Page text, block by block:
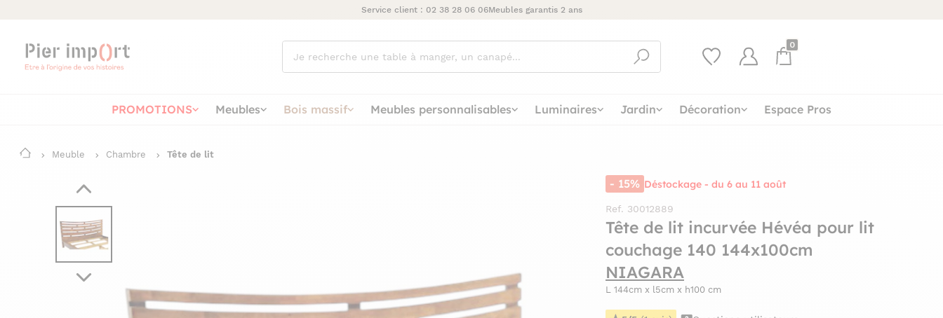
Service client : 02 38 28 06 06Meubles garantis 2 ans
cherchez
vous ?
0
PROMOTIONS Meubles Bois massif Meubles personnalisables Luminaires Jardin Décoration Espace Pros
Meuble Chambre Tête de lit
- 15% Déstockage - du 6 au 11 août
Ref. 30012889
Tête de lit incurvée Hévéa pour lit
couchage 140 144x100cm
NIAGARA
L 144cm x l5cm x h100 cm